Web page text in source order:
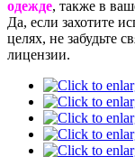
одежде, также в
Да, если захотите
целях, не забудьте
лицензии.